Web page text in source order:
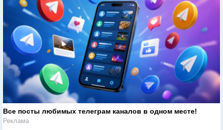
Все посты любимых телеграм каналов в одном месте!
Реклама